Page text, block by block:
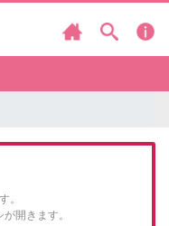
。
開きます。